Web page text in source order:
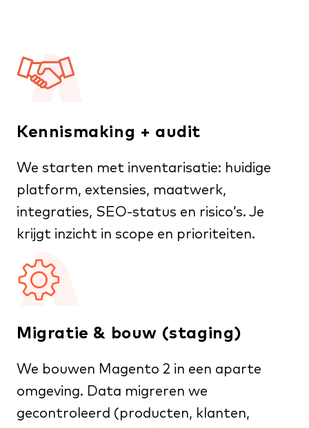
Kennismaking + audit
We starten met inventarisatie: huidige
platform, extensies, maatwerk,
integraties, SEO-status en risico’s. Je
krijgt inzicht in scope en prioriteiten.
Migratie & bouw (staging)
We bouwen Magento 2 in een aparte
omgeving. Data migreren we
gecontroleerd (producten, klanten,